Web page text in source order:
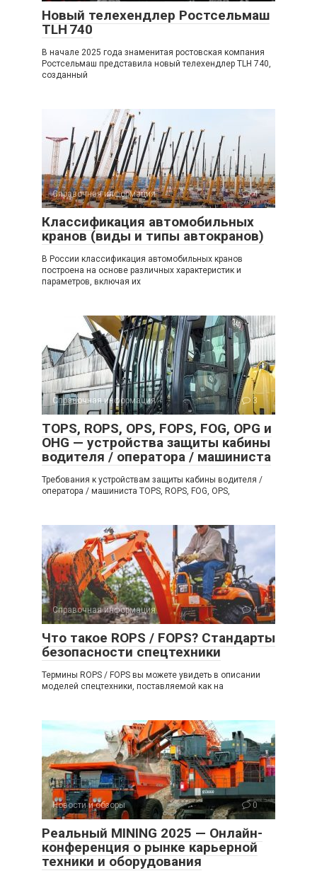
Новый телехендлер Ростсельмаш
TLH 740
В начале 2025 года знаменитая ростовская компания
Ростсельмаш представила новый телехендлер TLH 740,
созданный
Справочная информация 4
Классификация автомобильных
кранов (виды и типы автокранов)
В России классификация автомобильных кранов
построена на основе различных характеристик и
параметров, включая их
Справочная информация 3
TOPS, ROPS, OPS, FOPS, FOG, OPG и
OHG — устройства защиты кабины
водителя / оператора / машиниста
Требования к устройствам защиты кабины водителя /
оператора / машиниста TOPS, ROPS, FOG, OPS,
Справочная информация 4
Что такое ROPS / FOPS? Стандарты
безопасности спецтехники
Термины ROPS / FOPS вы можете увидеть в описании
моделей спецтехники, поставляемой как на
Новости и обзоры 0
Реальный MINING 2025 — Онлайн-
конференция о рынке карьерной
техники и оборудования